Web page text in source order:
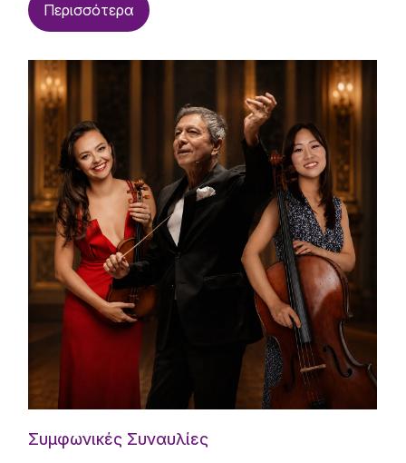
Περισσότερα
Συμφωνικές Συναυλίες